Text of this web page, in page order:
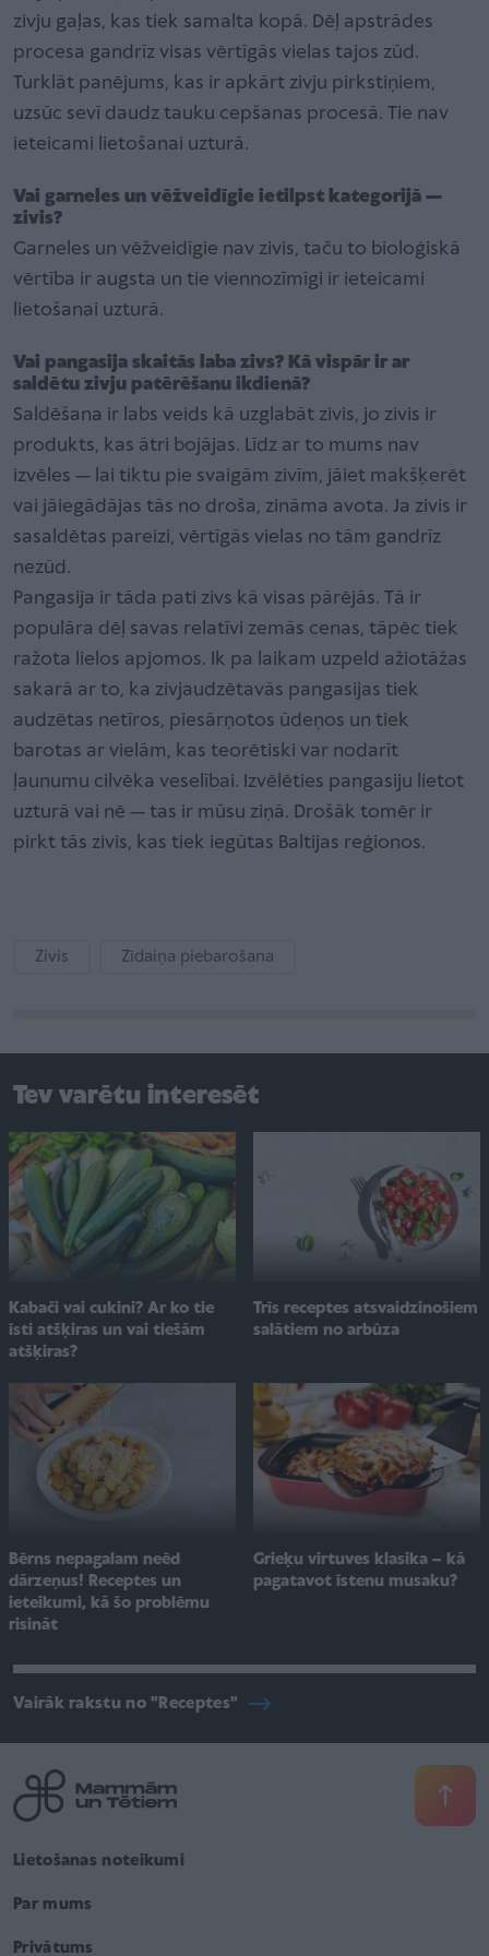
zivju gaļas, kas tiek samalta kopā. Dēļ apstrādes
procesa gandrīz visas vērtīgās vielas tajos zūd.
Turklāt panējums, kas ir apkārt zivju pirkstiņiem,
uzsūc sevī daudz tauku cepšanas procesā. Tie nav
ieteicami lietošanai uzturā.
Vai garneles un vēžveidīgie ietilpst kategorijā —
zivis?
Garneles un vēžveidīgie nav zivis, taču to bioloģiskā
vērtība ir augsta un tie viennozīmīgi ir ieteicami
lietošanai uzturā.
Vai pangasija skaitās laba zivs? Kā vispār ir ar
saldētu zivju patērēšanu ikdienā?
Saldēšana ir labs veids kā uzglabāt zivis, jo zivis ir
produkts, kas ātri bojājas. Līdz ar to mums nav
izvēles — lai tiktu pie svaigām zivīm, jāiet makšķerēt
vai jāiegādājas tās no droša, zināma avota. Ja zivis ir
sasaldētas pareizi, vērtīgās vielas no tām gandrīz
nezūd.
Pangasija ir tāda pati zivs kā visas pārējās. Tā ir
populāra dēļ savas relatīvi zemās cenas, tāpēc tiek
ražota lielos apjomos. Ik pa laikam uzpeld ažiotāžas
sakarā ar to, ka zivjaudzētavās pangasijas tiek
audzētas netīros, piesārņotos ūdeņos un tiek
barotas ar vielām, kas teorētiski var nodarīt
ļaunumu cilvēka veselībai. Izvēlēties pangasiju lietot
uzturā vai nē — tas ir mūsu ziņā. Drošāk tomēr ir
pirkt tās zivis, kas tiek iegūtas Baltijas reģionos.
Zivis Zīdaiņa piebarošana
Tev varētu interesēt
Kabači vai cukini? Ar ko tie
īsti atšķiras un vai tiešām
atšķiras?
Trīs receptes atsvaidzinošiem
salātiem no arbūza
Bērns nepagalam neēd
dārzeņus! Receptes un
ieteikumi, kā šo problēmu
risināt
Grieķu virtuves klasika – kā
pagatavot īstenu musaku?
Vairāk rakstu no "Receptes"
Lietošanas noteikumi
Par mums
Privātums